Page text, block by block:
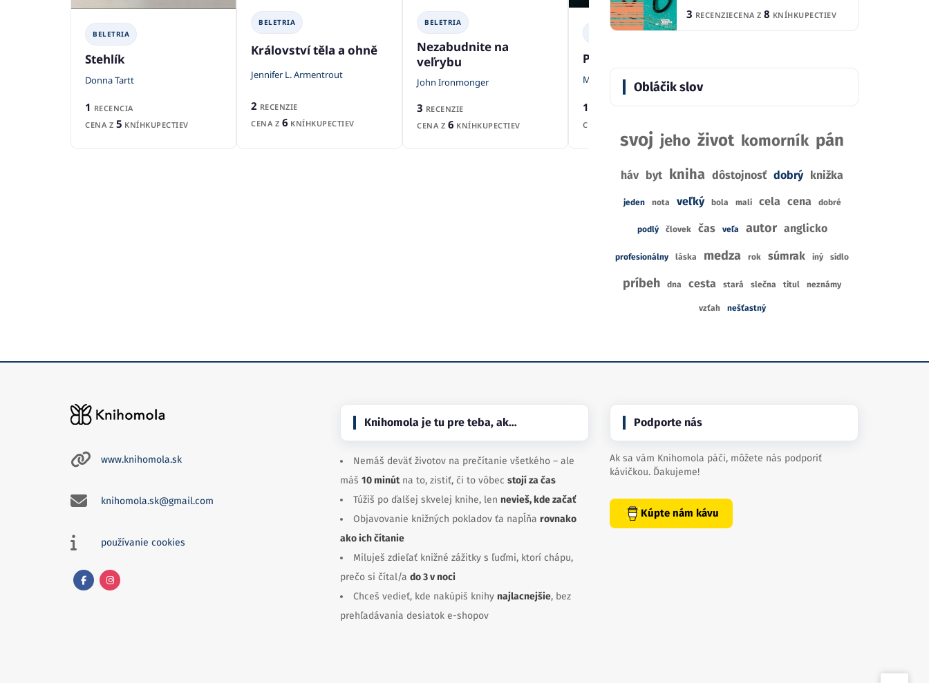
BELETRIA
Stehlík
Donna Tartt
1 RECENCIA
CENA Z 5 KNÍHKUPECTIEV
BELETRIA
Království těla a ohně
Jennifer L. Armentrout
2 RECENZIE
CENA Z 6 KNÍHKUPECTIEV
BELETRIA
Nezabudnite na
veľrybu
John Ironmonger
3 RECENZIE
CENA Z 6 KNÍHKUPECTIEV
BELETRIA
Príbeh pôrodníčky
Mandy Robotham
1
CENA Z
3 RECENZIECENA Z 8 KNÍHKUPECTIEV
Obláčik slov
svoj jeho život komorník pán
háv byt kniha dôstojnosť dobrý knižka
jeden nota veľký bola mali cela cena dobré
podlý človek čas veľa autor anglicko
profesionálny láska medza rok súmrak iný sídlo
príbeh dna cesta stará slečna titul neznámy
vzťah nešťastný
www.knihomola.sk
knihomola.sk@gmail.com
používanie cookies
Knihomola je tu pre teba, ak…
Nemáš deväť životov na prečítanie všetkého – ale
máš 10 minútna to, zistiť, či to vôbec stojí za čas
Túžiš po ďalšej skvelej knihe, len nevieš, kde začať
Objavovanie knižných pokladov ťa napĺňa rovnako
ako ich čítanie
Miluješ zdieľať knižné zážitky s ľuďmi, ktorí chápu,
prečo si čítal/a do 3 v noci
Chceš vedieť, kde nakúpiš knihy najlacnejšie, bez
prehľadávania desiatok e-shopov
Podporte nás
Ak sa vám Knihomola páči, môžete nás podporiť
kávičkou. Ďakujeme!
Kúpte nám kávu